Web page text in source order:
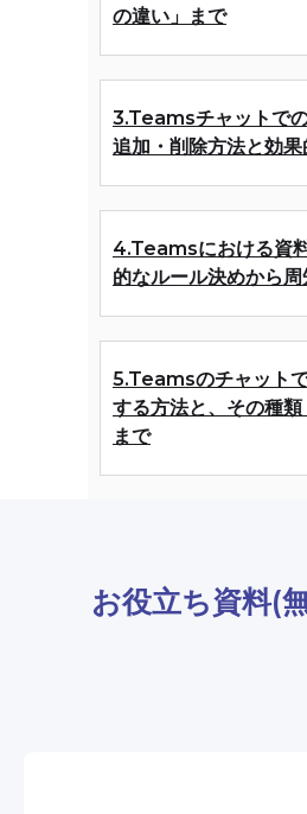
の違い」まで
3.Teamsチャットで
追加・削除方法と効
4.Teamsにおける資
的なルール決めから
5.Teamsのチャット
する方法と、その種
まで
お役立ち資料(